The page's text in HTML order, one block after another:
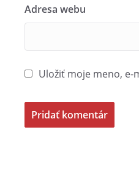
Adresa webu
Uložiť moje meno,